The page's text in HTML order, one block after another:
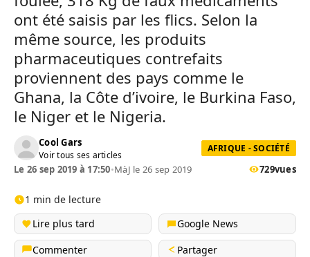
ont été saisis par les flics. Selon la
même source, les produits
pharmaceutiques contrefaits
proviennent des pays comme le
Ghana, la Côte d’ivoire, le Burkina Faso,
le Niger et le Nigeria.
Cool Gars
Voir tous ses articles
AFRIQUE - SOCIÉTÉ
Le 26 sep 2019 à 17:50•MàJ le 26 sep 2019 729vues
1 min de lecture
Lire plus tard
Google News
Commenter
Partager